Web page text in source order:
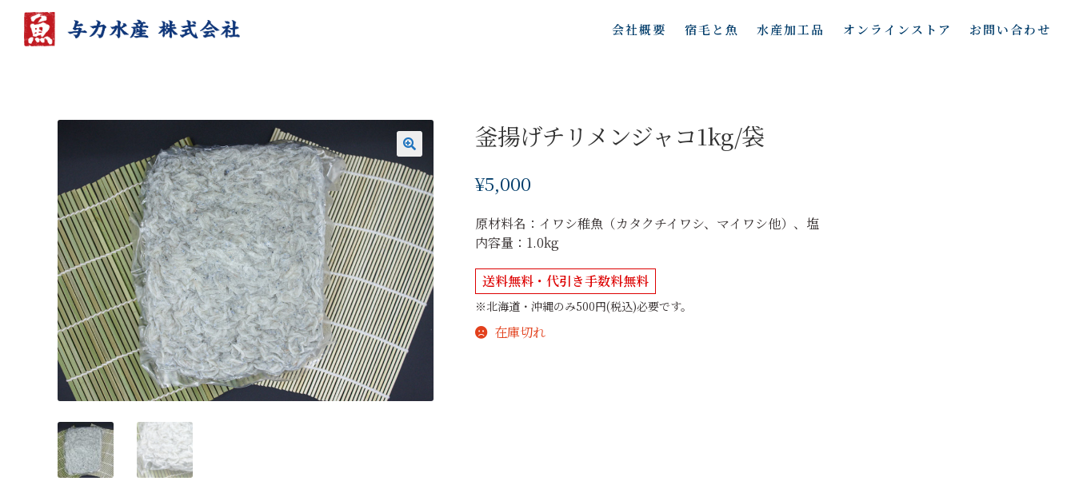
会社概要 宿毛と魚 水産加工品 オンラインストア お問い合わせ
釜揚げチリメンジャコ1kg/袋
¥5,000
原材料名：イワシ稚魚（カタクチイワシ、マイワシ他）、塩
内容量：1.0kg
送料無料・代引き手数料無料
※北海道・沖縄のみ500円(税込)必要です。
在庫切れ